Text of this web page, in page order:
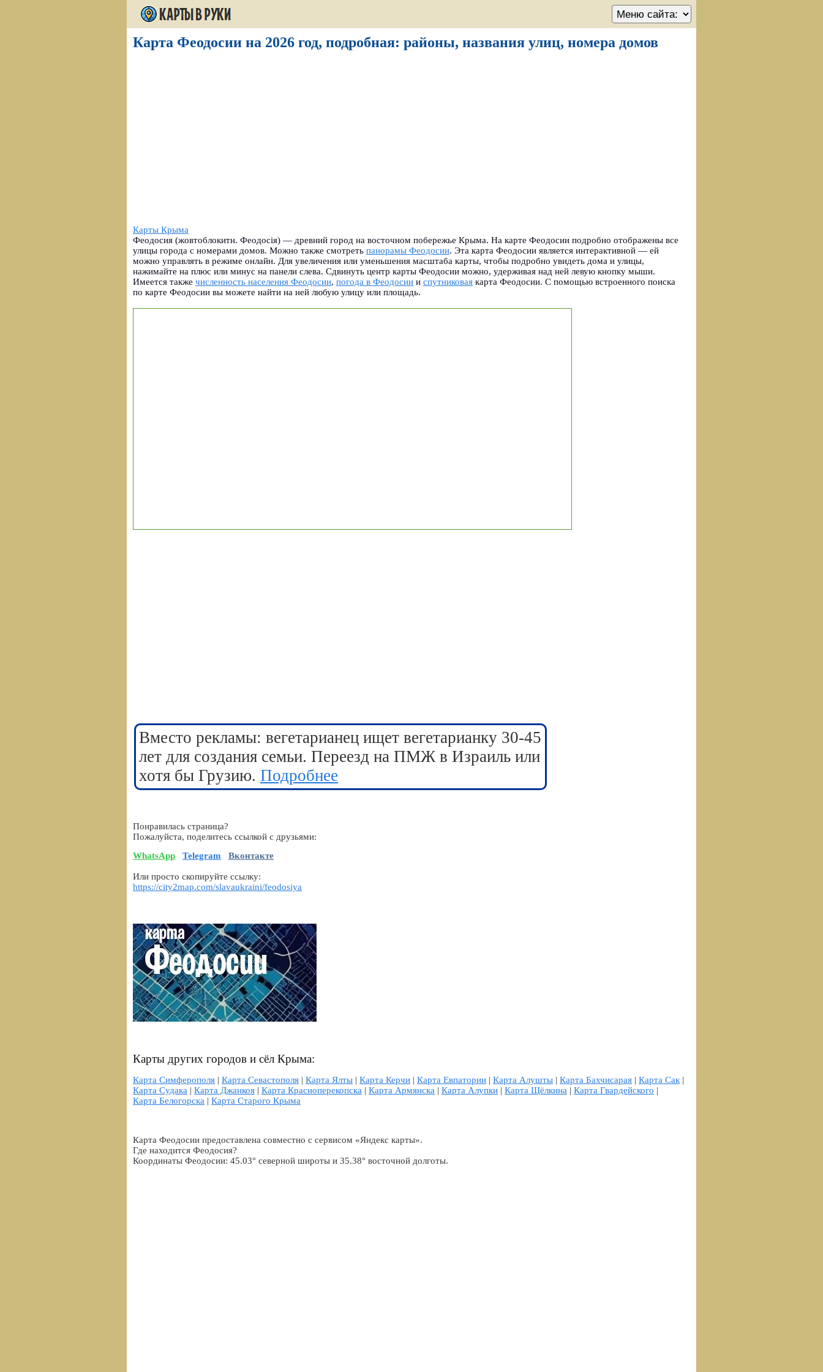
Карта Феодосии на 2026 год, подробная: районы, названия улиц, номера домов
Карты Крыма
Феодосия (жовтоблокитн. Феодосія) — древний город на восточном побережье Крыма. На карте Феодосии подробно отображены все
улицы города с номерами домов. Можно также смотреть панорамы Феодосии. Эта карта Феодосии является интерактивной — ей
можно управлять в режиме онлайн. Для увеличения или уменьшения масштаба карты, чтобы подробно увидеть дома и улицы,
нажимайте на плюс или минус на панели слева. Сдвинуть центр карты Феодосии можно, удерживая над ней левую кнопку мыши.
Имеется также численность населения Феодосии, погода в Феодосии и спутниковая карта Феодосии. С помощью встроенного поиска
по карте Феодосии вы можете найти на ней любую улицу или площадь.
Вместо рекламы: вегетарианец ищет вегетарианку 30-45
лет для создания семьи. Переезд на ПМЖ в Израиль или
хотя бы Грузию. Подробнее
Понравилась страница?
Пожалуйста, поделитесь ссылкой с друзьями:
WhatsApp
Telegram Вконтакте
Или просто скопируйте ссылку:
https://city2map.com/slavaukraini/feodosiya
Карты других городов и сёл Крыма:
Карта Симферополя | Карта Севастополя | Карта Ялты | Карта Керчи | Карта Евпатории | Карта Алушты | Карта Бахчисарая | Карта Сак|
Карта Судака | Карта Джанкоя | Карта Красноперекопска | Карта Армянска | Карта Алупки | Карта Щёлкина | Карта Гвардейского |
Карта Белогорска | Карта Старого Крыма
Карта Феодосии предоставлена совместно с сервисом «Яндекс карты».
Где находится Феодосия?
Координаты Феодосии: 45.03° северной широты и 35.38° восточной долготы.